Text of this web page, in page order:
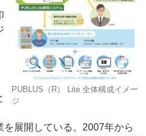
～多様なビジネス・多彩な商材～
機・製本機特集
2022 検査・校正特集
く
印刷機材年鑑
PUBLUS（R） Lite 全体構成イメー
ジ
展開している。2007年から